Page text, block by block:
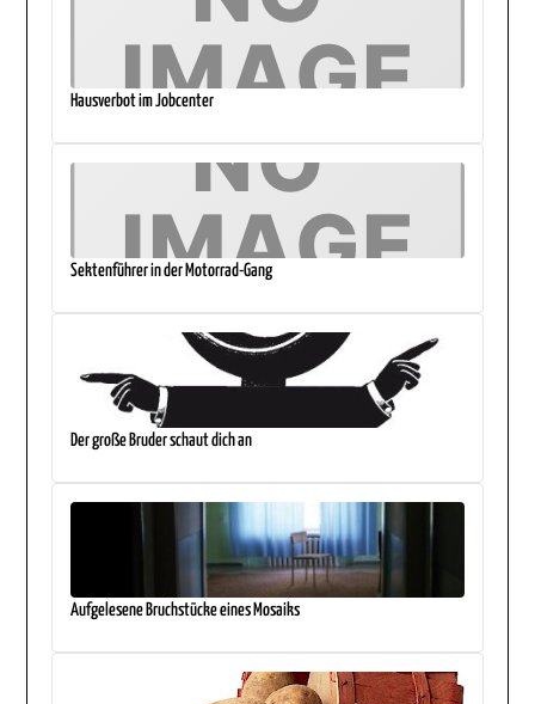
Hausverbot im Jobcenter
Sektenführer in der Motorrad-Gang
Der große Bruder schaut dich an
Aufgelesene Bruchstücke eines Mosaiks